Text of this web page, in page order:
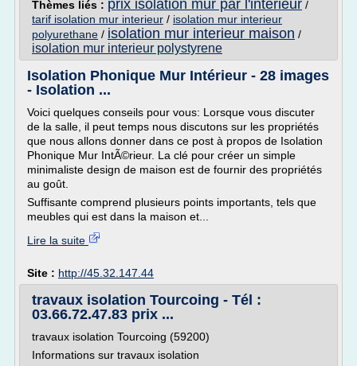
Thèmes liés : prix isolation mur par l'interieur /
tarif isolation mur interieur / isolation mur interieur
polyurethane / isolation mur interieur maison /
isolation mur interieur polystyrene
Isolation Phonique Mur Intérieur - 28 images
- Isolation ...
Voici quelques conseils pour vous: Lorsque vous discuter
de la salle, il peut temps nous discutons sur les propriétés
que nous allons donner dans ce post à propos de Isolation
Phonique Mur IntÃ©rieur. La clé pour créer un simple
minimaliste design de maison est de fournir des propriétés
au goût.
Suffisante comprend plusieurs points importants, tels que
meubles qui est dans la maison et...
Lire la suite
Site : http://45.32.147.44
travaux isolation Tourcoing - Tél :
03.66.72.47.83 prix ...
travaux isolation Tourcoing (59200)
Informations sur travaux isolation